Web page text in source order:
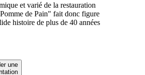
et varié de la restauration
de Pain" fait donc figure
histoire de plus de 40 années
une